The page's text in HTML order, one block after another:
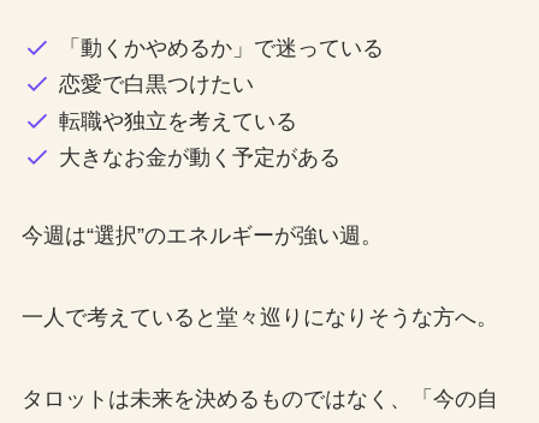
「動くかやめるか」で迷っている
恋愛で白黒つけたい
転職や独立を考えている
大きなお金が動く予定がある
今週は“選択”のエネルギーが強い週。
一人で考えていると堂々巡りになりそうな方へ。
タロットは未来を決めるものではなく、「今の自